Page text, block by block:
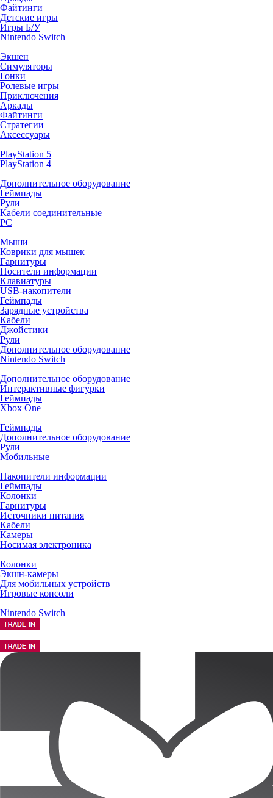
Файтинги
Детские игры
Игры Б/У
Nintendo Switch
Экшен
Симуляторы
Гонки
Ролевые игры
Приключения
Аркады
Файтинги
Стратегии
Аксессуары
PlayStation 5
PlayStation 4
Дополнительное оборудование
Геймпады
Рули
Кабели соединительные
PC
Мыши
Коврики для мышек
Гарнитуры
Носители информации
Клавиатуры
USB-накопители
Геймпады
Зарядные устройства
Кабели
Джойстики
Рули
Дополнительное оборудование
Nintendo Switch
Дополнительное оборудование
Интерактивные фигурки
Геймпады
Xbox One
Геймпады
Дополнительное оборудование
Рули
Мобильные
Накопители информации
Геймпады
Колонки
Гарнитуры
Источники питания
Кабели
Камеры
Носимая электроника
Колонки
Экшн-камеры
Для мобильных устройств
Игровые консоли
Nintendo Switch